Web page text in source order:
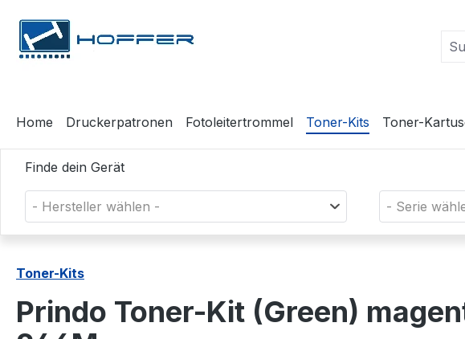
Hauptinhalt springen
Zur Suche springen
Zur Hauptnavigation springen
Home Druckerpatronen Fotoleitertrommel Toner-Kits Toner-
Finde dein Gerät
- Hersteller wählen - - Serie
Toner-Kits
Prindo Toner-Kit (Green)